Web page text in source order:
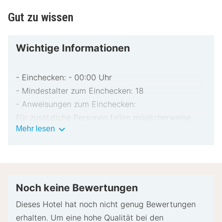
Gut zu wissen
Wichtige Informationen
- Einchecken: - 00:00 Uhr
- Mindestalter zum Einchecken: 18
- Anweisungen zum Einchecken:
Für zusätzliche Personen fallen möglicherweise
Gebühren an, die abhängig von den Bestimmungen
bar für unvorhergesehene Aufwendungen verlangt.
versucht, Sonderwünschen entgegenzukommen,
Mehr lesen Wichtige
Noch keine Bewertungen
Dieses Hotel hat noch nicht genug Bewertungen
erhalten. Um eine hohe Qualität bei den